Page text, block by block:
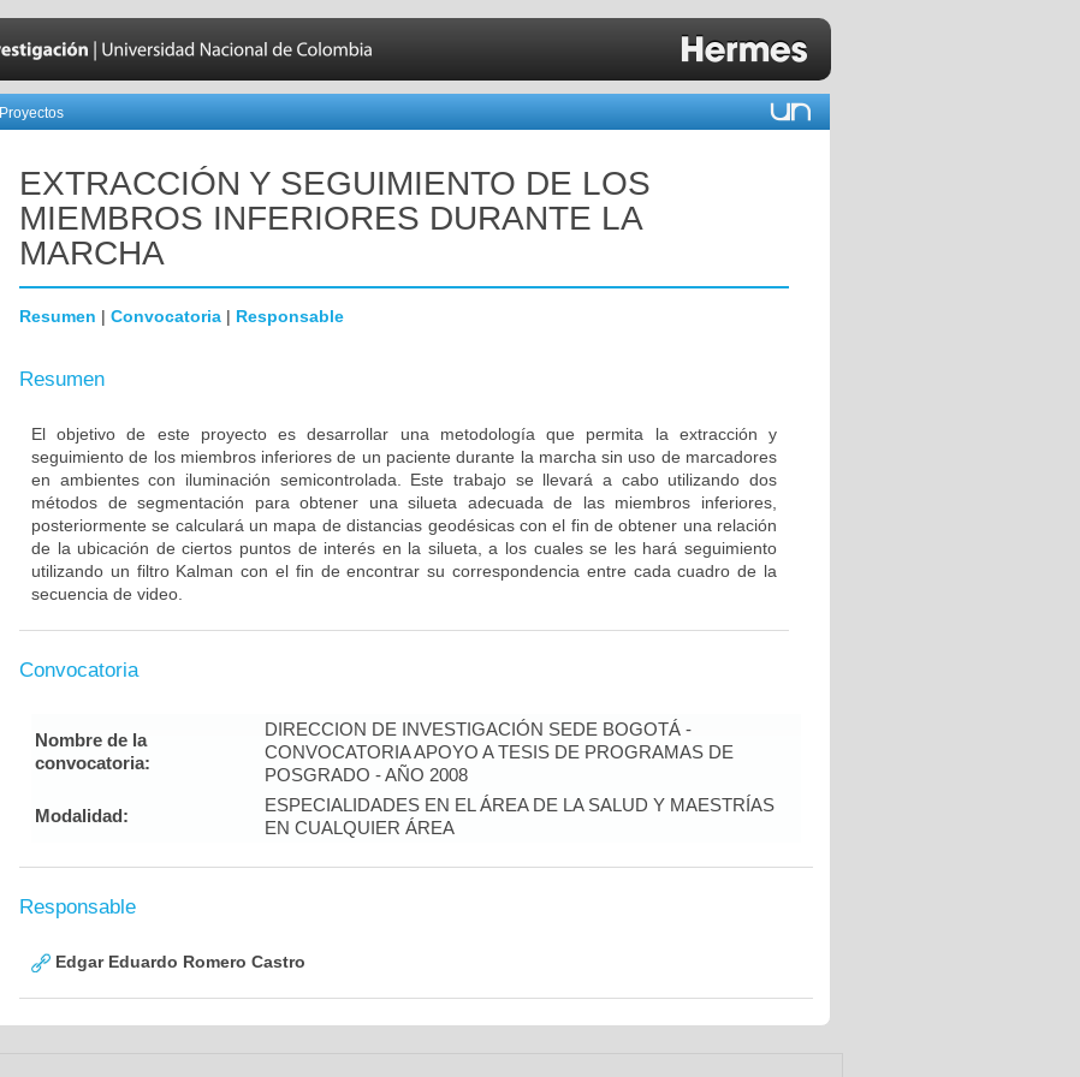
Proyectos
EXTRACCIÓN Y SEGUIMIENTO DE LOS
MIEMBROS INFERIORES DURANTE LA
MARCHA
Resumen | Convocatoria | Responsable
Resumen
El objetivo de este proyecto es desarrollar una metodología que permita la extracción y
seguimiento de los miembros inferiores de un paciente durante la marcha sin uso de marcadores
en ambientes con iluminación semicontrolada. Este trabajo se llevará a cabo utilizando dos
métodos de segmentación para obtener una silueta adecuada de las miembros inferiores,
posteriormente se calculará un mapa de distancias geodésicas con el fin de obtener una relación
de la ubicación de ciertos puntos de interés en la silueta, a los cuales se les hará seguimiento
utilizando un filtro Kalman con el fin de encontrar su correspondencia entre cada cuadro de la
secuencia de video.
Convocatoria
Nombre de la
convocatoria:
DIRECCION DE INVESTIGACIÓN SEDE BOGOTÁ -
CONVOCATORIA APOYO A TESIS DE PROGRAMAS DE
POSGRADO - AÑO 2008
Modalidad:
ESPECIALIDADES EN EL ÁREA DE LA SALUD Y MAESTRÍAS
EN CUALQUIER ÁREA
Responsable
Edgar Eduardo Romero Castro